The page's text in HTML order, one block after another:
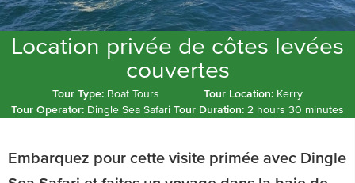
Location privée de côtes levées
couvertes
Tour Type: Boat Tours Tour Location: Kerry
Tour Operator: Dingle Sea Safari Tour Duration: 2 hours 30 minutes
Embarquez pour cette visite primée avec Dingle